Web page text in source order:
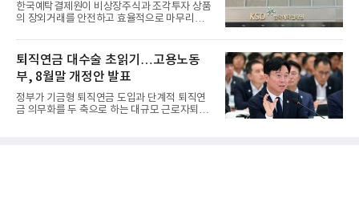
한국예탁결제원이 비상장주식과 조각투자 상품
의 장외거래를 안전하고 효율적으로 마무리하기
퇴직연금 대수술 초읽기…고용노동
부, 8월말 개정안 발표
정부가 기금형 퇴직연금 도입과 단계적 퇴직연
금 의무화를 두 축으로 하는 대규모 근로자퇴직